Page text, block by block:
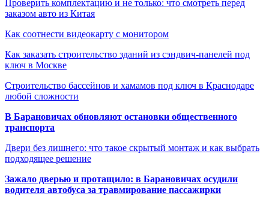
Проверить комплектацию и не только: что смотреть перед
заказом авто из Китая
Как соотнести видеокарту с монитором
Как заказать строительство зданий из сэндвич-панелей под
ключ в Москве
Строительство бассейнов и хамамов под ключ в Краснодаре
любой сложности
В Барановичах обновляют остановки общественного
транспорта
Двери без лишнего: что такое скрытый монтаж и как выбрать
подходящее решение
Зажало дверью и протащило: в Барановичах осудили
водителя автобуса за травмирование пассажирки